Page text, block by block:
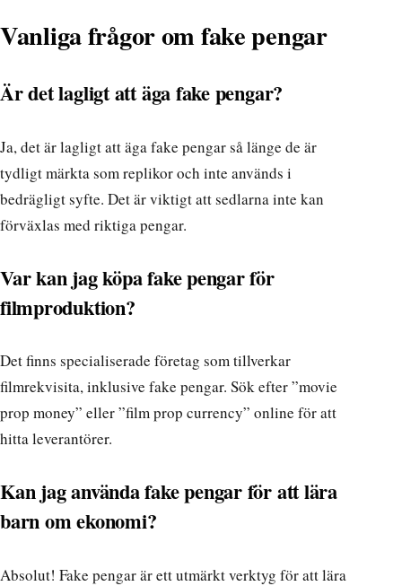
Vanliga frågor om fake pengar
Är det lagligt att äga fake pengar?
Ja, det är lagligt att äga fake pengar så länge de är
tydligt märkta som replikor och inte används i
bedrägligt syfte. Det är viktigt att sedlarna inte kan
förväxlas med riktiga pengar.
Var kan jag köpa fake pengar för
filmproduktion?
Det finns specialiserade företag som tillverkar
filmrekvisita, inklusive fake pengar. Sök efter ”movie
prop money” eller ”film prop currency” online för att
hitta leverantörer.
Kan jag använda fake pengar för att lära
barn om ekonomi?
Absolut! Fake pengar är ett utmärkt verktyg för att lära